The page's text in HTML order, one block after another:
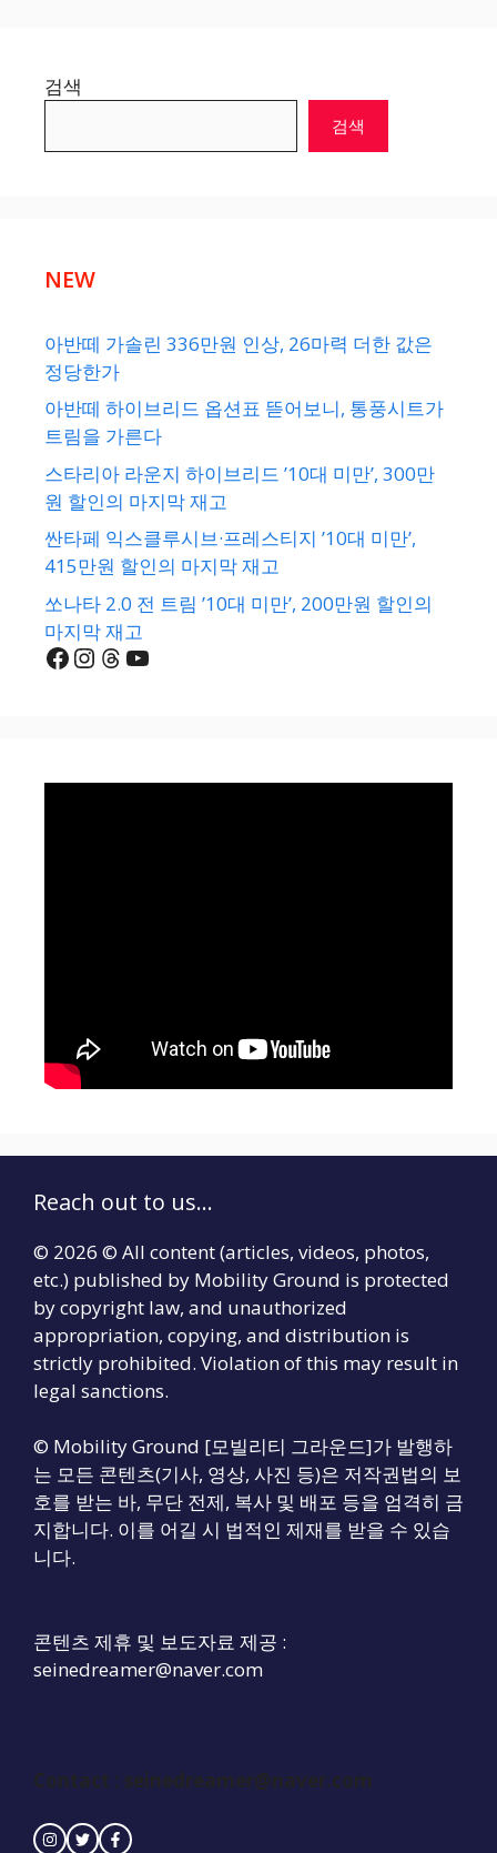
검색
검색
NEW
아반떼 가솔린 336만원 인상, 26마력 더한 값은
정당한가
아반떼 하이브리드 옵션표 뜯어보니, 통풍시트가
트림을 가른다
스타리아 라운지 하이브리드 ’10대 미만’, 300만
원 할인의 마지막 재고
싼타페 익스클루시브·프레스티지 ’10대 미만’,
415만원 할인의 마지막 재고
쏘나타 2.0 전 트림 ’10대 미만’, 200만원 할인의
마지막 재고
Facebook
Instagram
Threads
YouTube
Reach out to us...
© 2026 © All content (articles, videos, photos,
etc.) published by Mobility Ground is protected
by copyright law, and unauthorized
appropriation, copying, and distribution is
strictly prohibited. Violation of this may result in
legal sanctions.
© Mobility Ground [모빌리티 그라운드]가 발행하
는 모든 콘텐츠(기사, 영상, 사진 등)은 저작권법의 보
호를 받는 바, 무단 전제, 복사 및 배포 등을 엄격히 금
지합니다. 이를 어길 시 법적인 제재를 받을 수 있습
니다.
콘텐츠 제휴 및 보도자료 제공 :
seinedreamer@naver.com
Contact : seinedreamer@naver.com